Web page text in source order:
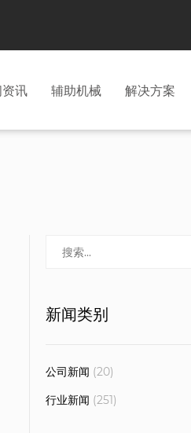
讯 辅助机械 解决方案
新闻类别
公司新闻 (20)
行业新闻 (251)